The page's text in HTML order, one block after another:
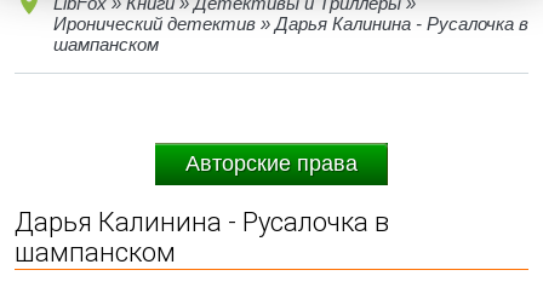
Иронический детектив » Дарья Калинина - Русалочка в
шампанском
Авторские права
Дарья Калинина - Русалочка в
шампанском